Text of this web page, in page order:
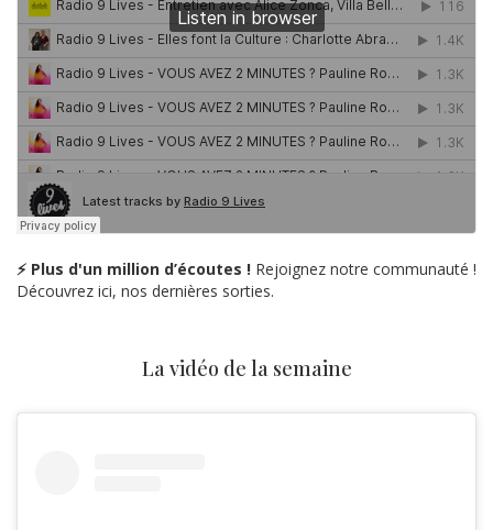
⚡ Plus d'un million d’écoutes ! Rejoignez notre communauté !
Découvrez ici, nos dernières sorties.
La vidéo de la semaine